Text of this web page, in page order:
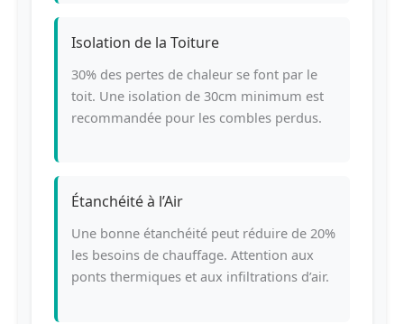
Isolation de la Toiture
30% des pertes de chaleur se font par le
toit. Une isolation de 30cm minimum est
recommandée pour les combles perdus.
Étanchéité à l’Air
Une bonne étanchéité peut réduire de 20%
les besoins de chauffage. Attention aux
ponts thermiques et aux infiltrations d’air.